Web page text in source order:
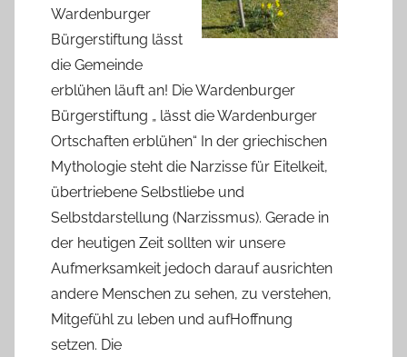
Wardenburger
Bürgerstiftung lässt
die Gemeinde
erblühen läuft an! Die Wardenburger
Bürgerstiftung „ lässt die Wardenburger
Ortschaften erblühen“ In der griechischen
Mythologie steht die Narzisse für Eitelkeit,
übertriebene Selbstliebe und
Selbstdarstellung (Narzissmus). Gerade in
der heutigen Zeit sollten wir unsere
Aufmerksamkeit jedoch darauf ausrichten
andere Menschen zu sehen, zu verstehen,
Mitgefühl zu leben und aufHoffnung
setzen. Die